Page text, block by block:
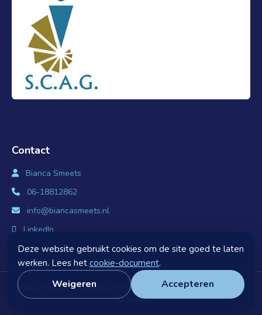
Deze website gebruikt cookies om de site goed te laten
werken. Lees het cookie-document.
Weigeren Accepteren
Contact
Bianca Smeets
06-18812862
info@biancasmeets.nl
LinkedIn
Bianca Smeets – Praktijk voor Psychologie en Counselling – Son en
Breugel